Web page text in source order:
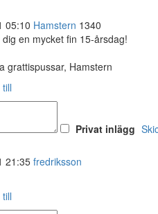
05:10 Hamstern 1340
en mycket fin 15-årsdag!
grattispussar, Hamstern
Privat inlägg
21:35 fredriksson